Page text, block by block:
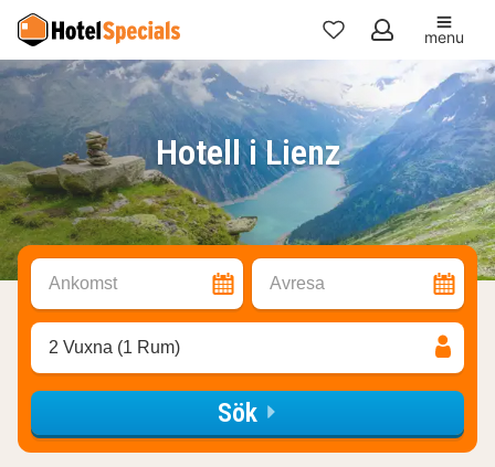
Mina
favoriter
menu
Hotell i Lienz
Ankomst Avresa
2 Vuxna (1 Rum)
Sök